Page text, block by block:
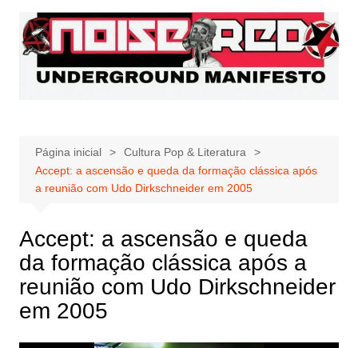
para
conteúdo
Página inicial
Cultura Pop & Literatura
Accept: a ascensão e queda da formação clássica após
a reunião com Udo Dirkschneider em 2005
Accept: a ascensão e queda
da formação clássica após a
reunião com Udo Dirkschneider
em 2005